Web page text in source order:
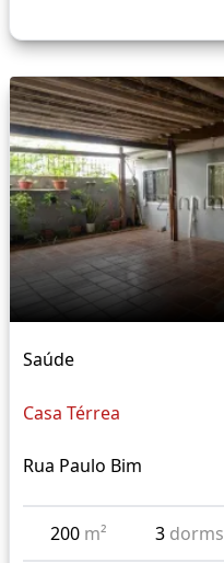
Saúde
Casa Térrea
Rua Paulo Bim
200 m² 3 dorms